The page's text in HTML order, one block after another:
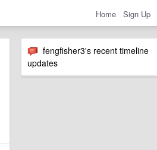
Home Sign Up
fengfisher3's recent timeline
updates